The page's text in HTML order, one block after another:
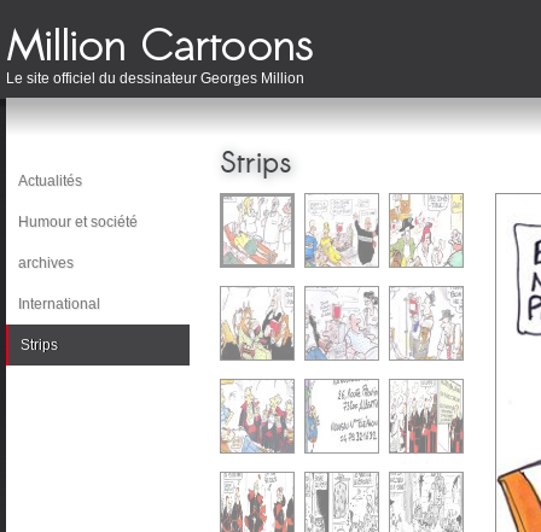
Le site officiel du dessinateur Georges Million
Actualités
Humour et société
archives
International
Strips
Strips